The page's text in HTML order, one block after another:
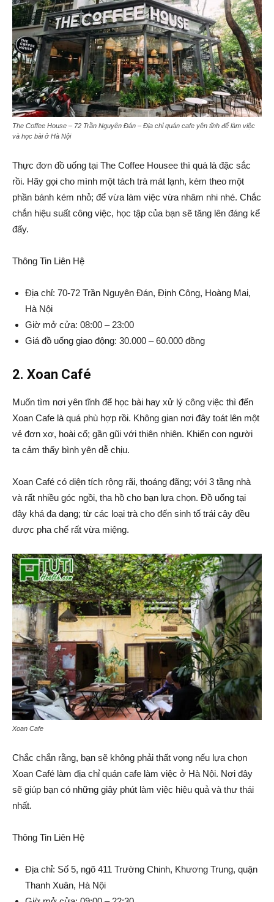
The Coffee House – 72 Trần Nguyên Đán – Địa chỉ quán cafe yên tĩnh để làm việc
và học bài ở Hà Nội
Thực đơn đồ uống tại The Coffee Housee thì quá là đặc sắc
rồi. Hãy gọi cho mình một tách trà mát lạnh, kèm theo một
phần bánh kém nhỏ; để vừa làm việc vừa nhâm nhi nhé. Chắc
chắn hiệu suất công việc, học tập của bạn sẽ tăng lên đáng kể
đấy.
Thông Tin Liên Hệ
Địa chỉ: 70-72 Trần Nguyên Đán, Định Công, Hoàng Mai,
Hà Nội
Giờ mở cửa: 08:00 – 23:00
Giá đồ uống giao động: 30.000 – 60.000 đồng
2. Xoan Café
Muốn tìm nơi yên tĩnh để học bài hay xử lý công việc thì đến
Xoan Cafe là quá phù hợp rồi. Không gian nơi đây toát lên một
vẻ đơn xơ, hoài cổ; gần gũi với thiên nhiên. Khiến con người
ta cảm thấy bình yên dễ chịu.
Xoan Café có diện tích rộng rãi, thoáng đãng; với 3 tầng nhà
và rất nhiều góc ngồi, tha hồ cho bạn lựa chọn. Đồ uống tại
đây khá đa dạng; từ các loại trà cho đến sinh tố trái cây đều
được pha chế rất vừa miệng.
Xoan Cafe
Chắc chắn rằng, bạn sẽ không phải thất vọng nếu lựa chọn
Xoan Café làm địa chỉ quán cafe làm việc ở Hà Nội. Nơi đây
sẽ giúp bạn có những giây phút làm việc hiệu quả và thư thái
nhất.
Thông Tin Liên Hệ
Địa chỉ: Số 5, ngõ 411 Trường Chinh, Khương Trung, quận
Thanh Xuân, Hà Nội